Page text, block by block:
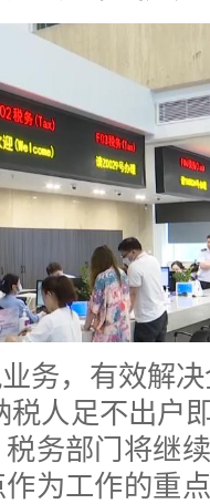
，有效解决
税人足不出户
务部门将继
为工作的重